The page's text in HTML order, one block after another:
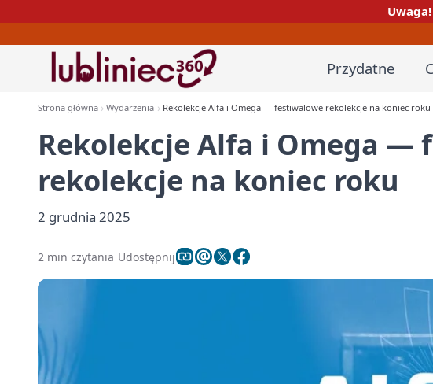
Przydatne
Strona główna Wydarzenia Rekolekcje Alfa i Omega — festiwalowe rekolekcje na koniec roku
Rekolekcje Alfa i Omega —
rekolekcje na koniec roku
2 grudnia 2025
2 min czytania Udostępnij